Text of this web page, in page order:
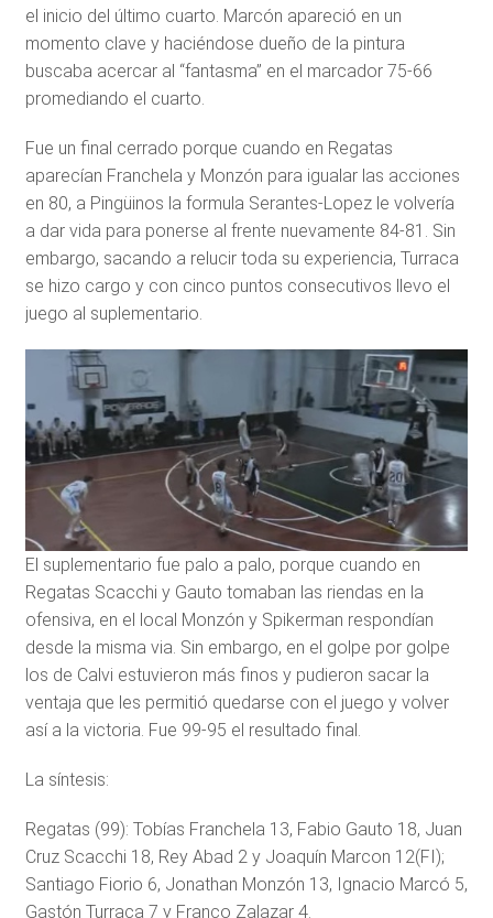
el inicio del último cuarto. Marcón apareció en un
momento clave y haciéndose dueño de la pintura
buscaba acercar al “fantasma” en el marcador 75-66
promediando el cuarto.
Fue un final cerrado porque cuando en Regatas
aparecían Franchela y Monzón para igualar las acciones
en 80, a Pingüinos la formula Serantes-Lopez le volvería
a dar vida para ponerse al frente nuevamente 84-81. Sin
embargo, sacando a relucir toda su experiencia, Turraca
se hizo cargo y con cinco puntos consecutivos llevo el
juego al suplementario.
El suplementario fue palo a palo, porque cuando en
Regatas Scacchi y Gauto tomaban las riendas en la
ofensiva, en el local Monzón y Spikerman respondían
desde la misma via. Sin embargo, en el golpe por golpe
los de Calvi estuvieron más finos y pudieron sacar la
ventaja que les permitió quedarse con el juego y volver
así a la victoria. Fue 99-95 el resultado final.
La síntesis:
Regatas (99): Tobías Franchela 13, Fabio Gauto 18, Juan
Cruz Scacchi 18, Rey Abad 2 y Joaquín Marcon 12(FI);
Santiago Fiorio 6, Jonathan Monzón 13, Ignacio Marcó 5,
Gastón Turraca 7 y Franco Zalazar 4.